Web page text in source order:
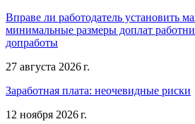
Вправе ли работодатель установить
минимальные размеры доплат
допработы
27 августа 2026 г.
Заработная плата: неочевидные риски
12 ноября 2026 г.